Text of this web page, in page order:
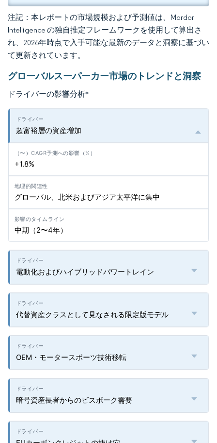
注記：本レポートの市場規模および予測値は、Mordor
Intelligence の独自推定フレームワークを使用して算出さ
れ、2026年時点で入手可能な最新のデータと洞察に基づい
て更新されています。
グローバルスーパーカー市場のトレンドと洞察
ドライバーの影響分析*
超富裕層の資産増加
+1.8%
グローバル、北米およびアジア太平洋に集中
中期（2〜4年）
電動化およびハイブリッドパワートレイン
代替資産クラスとして見なされる限定版モデル
OEM・モータースポーツ技術移転
暗号資産長者からのビスポーク需要